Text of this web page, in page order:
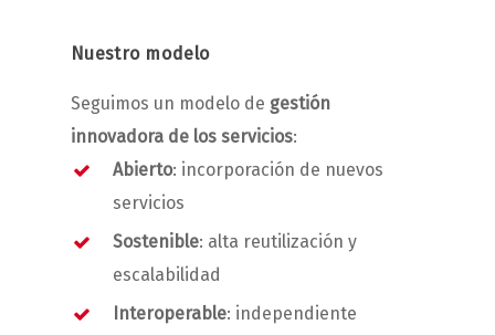
Nuestro modelo
Seguimos un modelo de gestión
innovadora de los servicios:
Abierto: incorporación de nuevos
servicios
Sostenible: alta reutilización y
escalabilidad
Interoperable: independiente